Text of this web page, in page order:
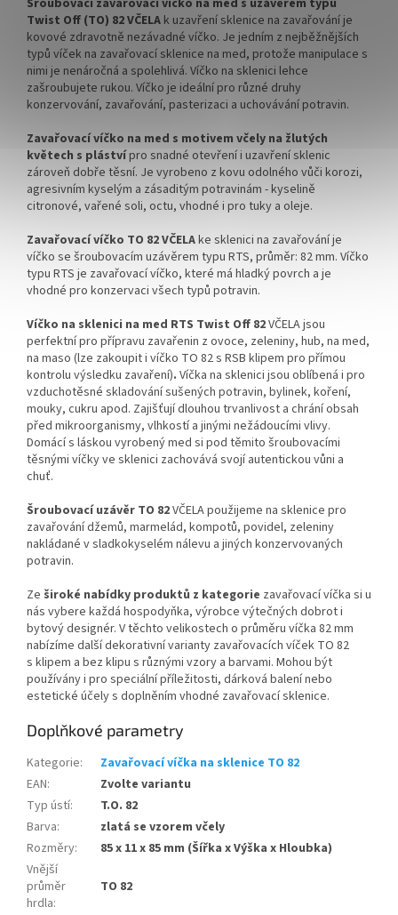
odeslání!
Kupte karton víček a máte
na něj dopravu ZDARMA!
odeslání!
Kupte karton víček a máte
na něj dopravu ZDARMA!
Šroubovací zavařovací víčko na med s uzávěrem typu
Twist Off (TO) 82 VČELA k uzavření sklenice na zavařování je
kovové zdravotně nezávadné víčko. Je jedním z nejběžnějších
typů víček na zavařovací sklenice na med, protože manipulace s
nimi je nenáročná a spolehlivá. Víčko na sklenici lehce
zašroubujete rukou. Víčko je ideální pro různé druhy
konzervování, zavařování, pasterizaci a uchovávání potravin.
Zavařovací víčko na med s motivem včely na žlutých
květech s plástvípro snadné otevření i uzavření sklenic
zároveň dobře těsní. Je vyrobeno z kovu odolného vůči korozi,
agresivním kyselým a zásaditým potravinám - kyselině
citronové, vařené soli, octu, vhodné i pro tuky a oleje.
Zavařovací víčko TO 82 VČELAke sklenici na zavařování je
víčko se šroubovacím uzávěrem typu RTS, průměr: 82 mm. Víčko
typu RTS je zavařovací víčko, které má hladký povrch a je
vhodné pro konzervaci všech typů potravin.
Víčko na sklenici na med RTS Twist Off 82VČELA jsou
perfektní pro přípravu zavařenin z ovoce, zeleniny, hub, na med,
na maso (lze zakoupit i víčko TO 82 s RSB klipem pro přímou
kontrolu výsledku zavaření). Víčka na sklenici jsou oblíbená i pro
vzduchotěsné skladování sušených potravin, bylinek, koření,
mouky, cukru apod. Zajišťují dlouhou trvanlivost a chrání obsah
před mikroorganismy, vlhkostí a jinými nežádoucími vlivy.
Domácí s láskou vyrobený med si pod těmito šroubovacími
těsnými víčky ve sklenici zachovává svojí autentickou vůni a
chuť.
Šroubovací uzávěr TO 82VČELA použijeme na sklenice pro
zavařování džemů, marmelád, kompotů, povidel, zeleniny
nakládané v sladkokyselém nálevu a jiných konzervovaných
potravin.
Ze široké nabídky produktů z kategorie zavařovací víčka si u
nás vybere každá hospodyňka, výrobce výtečných dobrot i
bytový designér. V těchto velikostech o průměru víčka 82 mm
nabízíme další dekorativní varianty zavařovacích víček TO 82
s klipem a bez klipu s různými vzory a barvami. Mohou být
používány i pro speciální příležitosti, dárková balení nebo
estetické účely s doplněním vhodné zavařovací sklenice.
Doplňkové parametry
Kategorie:
Zavařovací víčka na sklenice TO 82
EAN:
Zvolte variantu
Typ ústí:
T.O. 82
Barva:
zlatá se vzorem včely
Rozměry:
85 x 11 x 85 mm (Šířka x Výška x Hloubka)
Vnější
průměr
hrdla:
TO 82